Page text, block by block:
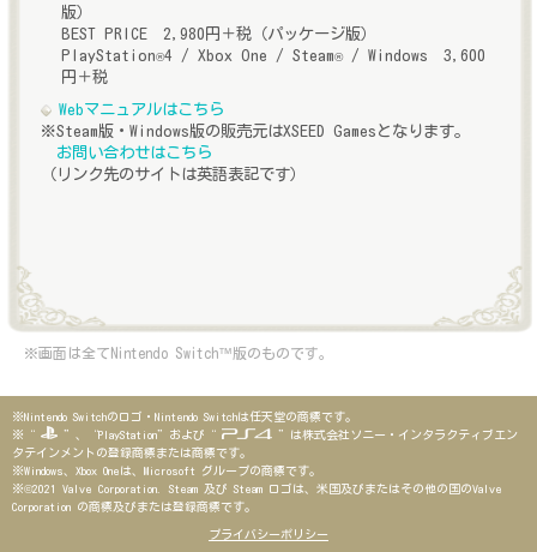
版）
BEST PRICE 2,980円＋税（パッケージ版）
PlayStation®4 / Xbox One / Steam®/ Windows 3,600
円＋税
Webマニュアルはこちら
※Steam版・Windows版の販売元はXSEED Gamesとなります。
お問い合わせはこちら
（リンク先のサイトは英語表記です）
※画面は全てNintendo Switch™版のものです。
※Nintendo Switchのロゴ・Nintendo Switchは任天堂の商標です。
※“
”、“PlayStation”および“
”は株式会社ソニー・インタラクティブエン
タテインメントの登録商標または商標です。
※Windows、Xbox Oneは、Microsoft グループの商標です。
※©2021 Valve Corporation. Steam 及び Steam ロゴは、米国及びまたはその他の国のValve
Corporation の商標及びまたは登録商標です。
プライバシーポリシー